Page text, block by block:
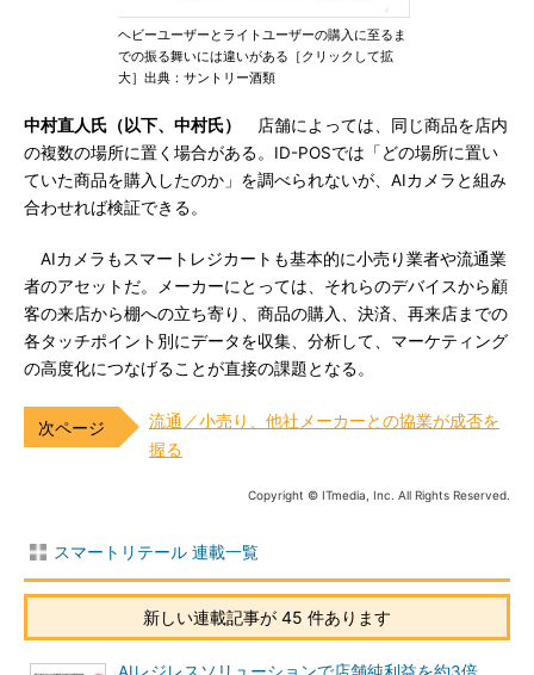
ヘビーユーザーとライトユーザーの購入に至るま
での振る舞いには違いがある［クリックして拡
大］出典：サントリー酒類
中村直人氏（以下、中村氏）
店舗によっては、同じ商品を店内
の複数の場所に置く場合がある。ID-POSでは「どの場所に置い
ていた商品を購入したのか」を調べられないが、AIカメラと組み
合わせれば検証できる。
AIカメラもスマートレジカートも基本的に小売り業者や流通業
者のアセットだ。メーカーにとっては、それらのデバイスから顧
客の来店から棚への立ち寄り、商品の購入、決済、再来店までの
各タッチポイント別にデータを収集、分析して、マーケティング
の高度化につなげることが直接の課題となる。
流通／小売り、他社メーカーとの協業が成否を
握る
Copyright © ITmedia, Inc. All Rights Reserved.
スマートリテール 連載一覧
新しい連載記事が 45 件あります